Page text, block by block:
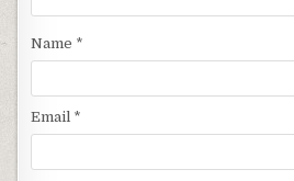
Name *
Email *